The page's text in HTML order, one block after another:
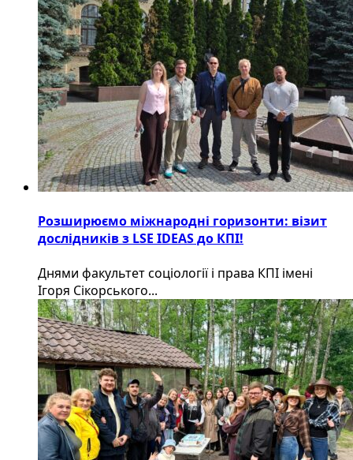
Розширюємо міжнародні горизонти: візит
дослідників з LSE IDEAS до КПІ!
Днями факультет соціології і права КПІ імені
Ігоря Сікорського...